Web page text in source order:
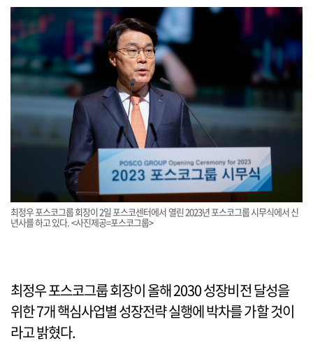
최정우 포스코그룹 회장이 2일 포스코센터에서 열린 2023년 포스코그룹 시무식에서 신
년사를 하고 있다. <사진제공=포스코그룹>
최정우 포스코그룹 회장이 올해 2030 성장비전 달성을
위한 7개 핵심사업별 성장전략 실행에 박차를 가할 것이
라고 밝혔다.